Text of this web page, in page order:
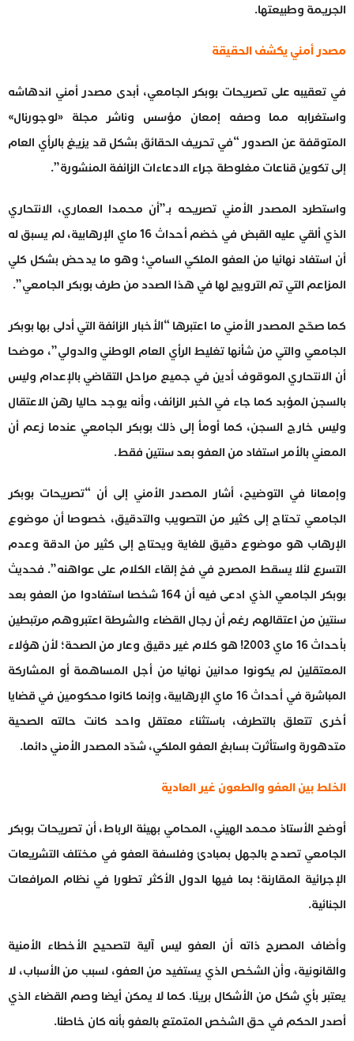
الجريمة وطبيعتها.
مصدر أمني يكشف الحقيقة
في تعقيبه على تصريحات بوبكر الجامعي، أبدى مصدر أمني اندهاشه
واستغرابه مما وصفه إمعان مؤسس وناشر مجلة «لوجورنال»
المتوقفة عن الصدور “في تحريف الحقائق بشكل قد يزيغ بالرأي العام
إلى تكوين قناعات مغلوطة جراء الادعاءات الزائفة المنشورة”.
واستطرد المصدر الأمني تصريحه بـ”أن محمدا العماري، الانتحاري
الذي ألقي عليه القبض في خضم أحداث 16 ماي الإرهابية، لم يسبق له
أن استفاد نهائيا من العفو الملكي السامي؛ وهو ما يدحض بشكل كلي
المزاعم التي تم الترويج لها في هذا الصدد من طرف بوبكر الجامعي”.
كما صحّح المصدر الأمني ما اعتبرها “الأخبار الزائفة التي أدلى بها بوبكر
الجامعي والتي من شأنها تغليط الرأي العام الوطني والدولي”، موضحا
أن الانتحاري الموقوف أدين في جميع مراحل التقاضي بالإعدام وليس
بالسجن المؤبد كما جاء في الخبر الزائف، وأنه يوجد حاليا رهن الاعتقال
وليس خارج السجن، كما أومأ إلى ذلك بوبكر الجامعي عندما زعم أن
المعني بالأمر استفاد من العفو بعد سنتين فقط.
وإمعانا في التوضيح، أشار المصدر الأمني إلى أن “تصريحات بوبكر
الجامعي تحتاج إلى كثير من التصويب والتدقيق، خصوصا أن موضوع
الإرهاب هو موضوع دقيق للغاية ويحتاج إلى كثير من الدقة وعدم
التسرع لئلا يسقط المصرح في فخ إلقاء الكلام على عواهنه”. فحديث
بوبكر الجامعي الذي ادعى فيه أن 164 شخصا استفادوا من العفو بعد
سنتين من اعتقالهم رغم أن رجال القضاء والشرطة اعتبروهم مرتبطين
بأحداث 16 ماي 2003! هو كلام غير دقيق وعار من الصحة؛ لأن هؤلاء
المعتقلين لم يكونوا مدانين نهائيا من أجل المساهمة أو المشاركة
المباشرة في أحداث 16 ماي الإرهابية، وإنما كانوا محكومين في قضايا
أخرى تتعلق بالتطرف، باستثناء معتقل واحد كانت حالته الصحية
متدهورة واستأثرت بسابغ العفو الملكي، شدّد المصدر الأمني دائما.
الخلط بين العفو والطعون غير العادية
أوضح الأستاذ محمد الهيني، المحامي بهيئة الرباط، أن تصريحات بوبكر
الجامعي تصدح بالجهل بمبادئ وفلسفة العفو في مختلف التشريعات
الإجرائية المقارنة؛ بما فيها الدول الأكثر تطورا في نظام المرافعات
الجنائية.
وأضاف المصرح ذاته أن العفو ليس آلية لتصحيح الأخطاء الأمنية
والقانونية، وأن الشخص الذي يستفيد من العفو، لسبب من الأسباب، لا
يعتبر بأي شكل من الأشكال بريئا. كما لا يمكن أيضا وصم القضاء الذي
أصدر الحكم في حق الشخص المتمتع بالعفو بأنه كان خاطئا.